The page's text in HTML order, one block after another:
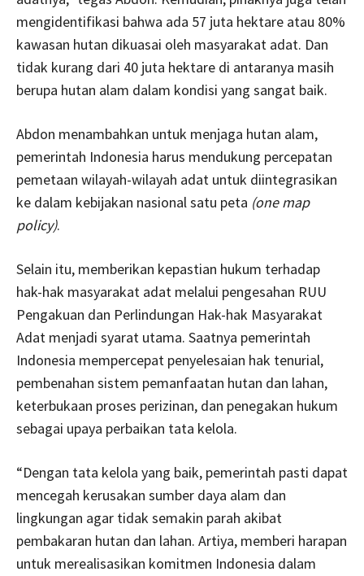
mengidentifikasi bahwa ada 57 juta hektare atau 80%
kawasan hutan dikuasai oleh masyarakat adat. Dan
tidak kurang dari 40 juta hektare di antaranya masih
berupa hutan alam dalam kondisi yang sangat baik.
Abdon menambahkan untuk menjaga hutan alam,
pemerintah Indonesia harus mendukung percepatan
pemetaan wilayah-wilayah adat untuk diintegrasikan
ke dalam kebijakan nasional satu peta (one map
policy).
Selain itu, memberikan kepastian hukum terhadap
hak-hak masyarakat adat melalui pengesahan RUU
Pengakuan dan Perlindungan Hak-hak Masyarakat
Adat menjadi syarat utama. Saatnya pemerintah
Indonesia mempercepat penyelesaian hak tenurial,
pembenahan sistem pemanfaatan hutan dan lahan,
keterbukaan proses perizinan, dan penegakan hukum
sebagai upaya perbaikan tata kelola.
“Dengan tata kelola yang baik, pemerintah pasti dapat
mencegah kerusakan sumber daya alam dan
lingkungan agar tidak semakin parah akibat
pembakaran hutan dan lahan. Artiya, memberi harapan
untuk merealisasikan komitmen Indonesia dalam